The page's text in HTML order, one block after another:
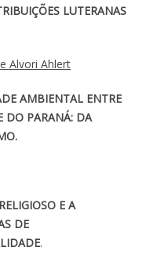
LUTERANAS
Alvori Ahlert
AMBIENTAL ENTRE
DO PARANÁ: DA
E A
DE
.